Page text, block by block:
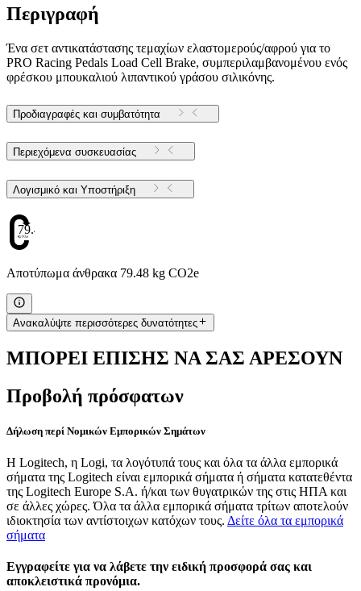
Περιγραφή
Ένα σετ αντικατάστασης τεμαχίων ελαστομερούς/αφρού για το
PRO Racing Pedals Load Cell Brake, συμπεριλαμβανομένου ενός
φρέσκου μπουκαλιού λιπαντικού γράσου σιλικόνης.
Προδιαγραφές και συμβατότητα
Περιεχόμενα συσκευασίας
Λογισμικό και Υποστήριξη
79.48
Αποτύπωμα άνθρακα 79.48 kg CO2e
Ανακαλύψτε περισσότερες δυνατότητες
ΜΠΟΡΕΙ ΕΠΙΣΗΣ ΝΑ ΣΑΣ ΑΡΕΣΟΥΝ
Προβολή πρόσφατων
Δήλωση περί Νομικών Εμπορικών Σημάτων
Η Logitech, η Logi, τα λογότυπά τους και όλα τα άλλα εμπορικά
σήματα της Logitech είναι εμπορικά σήματα ή σήματα κατατεθέντα
της Logitech Europe S.A. ή/και των θυγατρικών της στις ΗΠΑ και
σε άλλες χώρες. Όλα τα άλλα εμπορικά σήματα τρίτων αποτελούν
ιδιοκτησία των αντίστοιχων κατόχων τους. Δείτε όλα τα εμπορικά
σήματα
Εγγραφείτε για να λάβετε την ειδική προσφορά σας και
αποκλειστικά προνόμια.